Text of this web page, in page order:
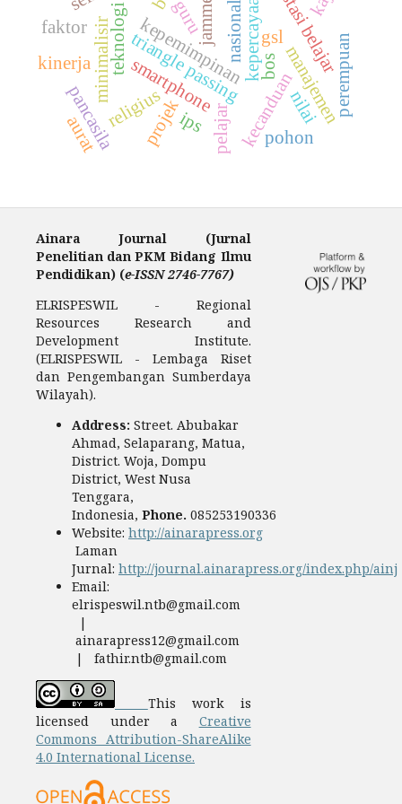
triangle passing
religius
teknologi jammer
minimalisir
kecanduan
smartphone
kinerja kepemimpinan
nasionalis
guru prestasi belajar
projek pelajar
pancasila
gsl
pohon
manajemenperempuan
faktor
ips nilai
aurat
bos
Ainara Journal (Jurnal
Penelitian dan PKM Bidang Ilmu
Pendidikan) (e-ISSN 2746-7767)
ELRISPESWIL - Regional
Resources Research and
Development Institute.
(ELRISPESWIL - Lembaga Riset
dan Pengembangan Sumberdaya
Wilayah).
Address: Street. Abubakar
Ahmad, Selaparang, Matua,
District. Woja, Dompu
District, West Nusa
Tenggara,
Indonesia, Phone. 085253190336
Website: http://ainarapress.org
Laman
Jurnal: http://journal.ainarapress.org/index.php/ainj
Email:
elrispeswil.ntb@gmail.com
|
ainarapress12@gmail.com
| fathir.ntb@gmail.com
This work is
licensed under a Creative
Commons Attribution-ShareAlike
4.0 International License.